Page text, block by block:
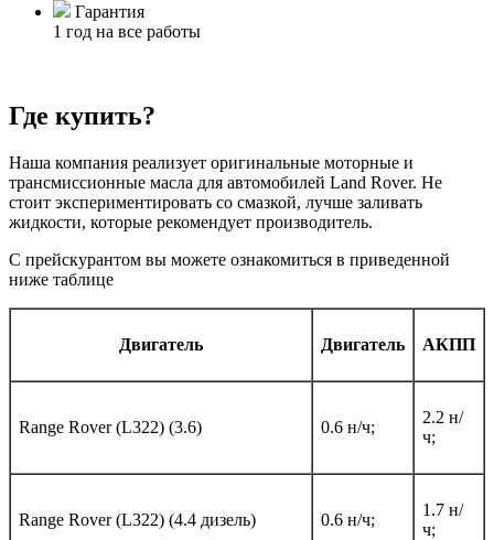
Гарантия
1 год на все работы
Где купить?
Наша компания реализует оригинальные моторные и
трансмиссионные масла для автомобилей Land Rover. Не
стоит экспериментировать со смазкой, лучше заливать
жидкости, которые рекомендует производитель.
С прейскурантом вы можете ознакомиться в приведенной
ниже таблице
Двигатель Двигатель АКПП
Range Rover (L322) (3.6) 0.6 н/ч;
2.2 н/
ч;
Range Rover (L322) (4.4 дизель) 0.6 н/ч;
1.7 н/
ч;